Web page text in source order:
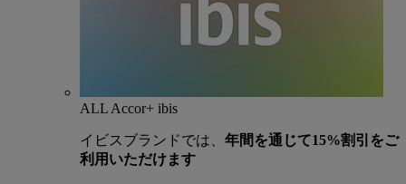
ALL Accor+ ibis
イビスブランドでは、 年間を通じて15%割引をご
利用いただけます